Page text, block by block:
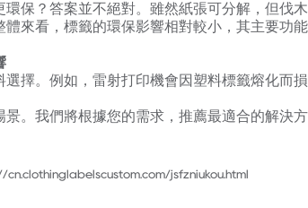
環保？答案並不絕對。雖然紙張可分解，但伐
來看，標籤的環保影響相對較小，其主要功能
擇。例如，雷射打印機會因塑料標籤熔化而
。我們將根據您的需求，推薦最適合的解決
cn.clothinglabelscustom.com/jsfzniukou.html